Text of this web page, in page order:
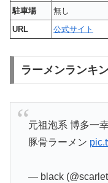
駐車場
無し
URL
公式サイト
ラーメンランキ
元祖泡系 博多一
豚骨ラーメン
— black